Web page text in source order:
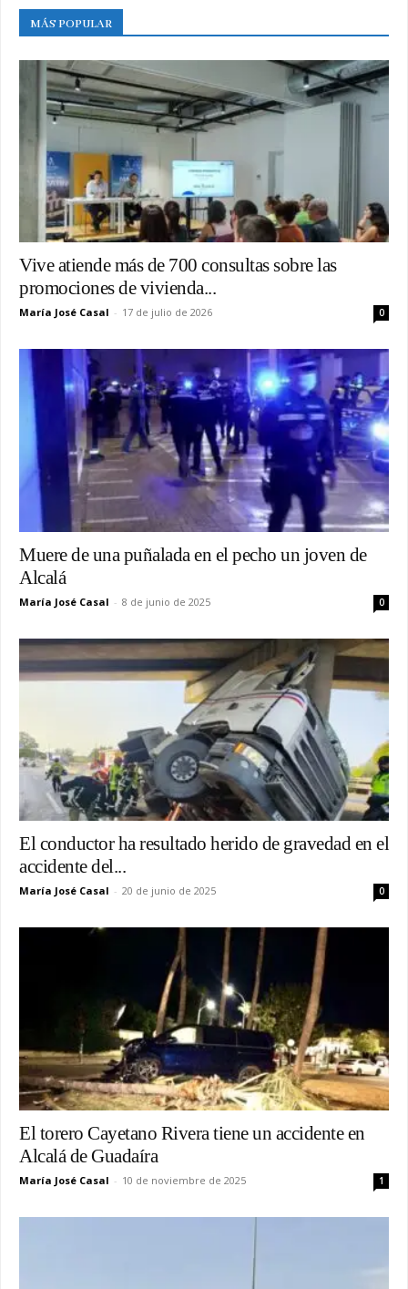
MÁS POPULAR
Vive atiende más de 700 consultas sobre las
promociones de vivienda...
María José Casal - 17 de julio de 2026 0
Muere de una puñalada en el pecho un joven de
Alcalá
María José Casal - 8 de junio de 2025 0
El conductor ha resultado herido de gravedad en el
accidente del...
María José Casal - 20 de junio de 2025 0
El torero Cayetano Rivera tiene un accidente en
Alcalá de Guadaíra
María José Casal - 10 de noviembre de 2025 1